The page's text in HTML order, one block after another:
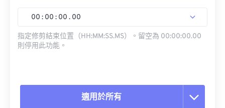
00 : 00 : 00 . 00
指定修剪結束位置（HH:MM:SS.MS）。留空為 00:00:00.00
則停用此功能。
適用於所有